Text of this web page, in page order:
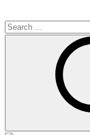
Search